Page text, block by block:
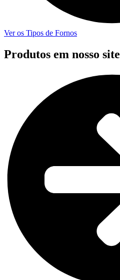
Ver os Tipos de Fornos
Produtos em nosso site